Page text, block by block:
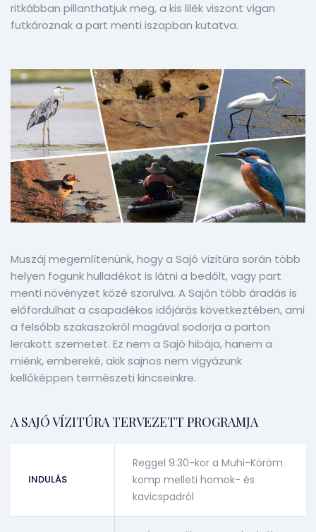
ritkábban pillanthatjuk meg, a kis lilék viszont vígan
futkároznak a part menti iszapban kutatva.
Muszáj megemlítenünk, hogy a Sajó vízitúra során több
helyen fogunk hulladékot is látni a bedőlt, vagy part
menti növényzet közé szorulva. A Sajón több áradás is
előfordulhat a csapadékos időjárás következtében, ami
a felsőbb szakaszokról magával sodorja a parton
lerakott szemetet. Ez nem a Sajó hibája, hanem a
miénk, embereké, akik sajnos nem vigyázunk
kellőképpen természeti kincseinkre.
A SAJÓ VÍZITÚRA TERVEZETT PROGRAMJA
INDULÁS
Reggel 9:30-kor a Muhi-Köröm
komp melleti homok- és
kavicspadról